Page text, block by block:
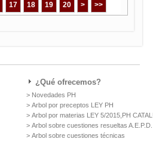
17 18 19 20 > >>
¿Qué ofrecemos?
> Novedades PH
> Arbol por preceptos LEY PH
> Arbol por materias LEY 5/2015,PH
> Arbol sobre cuestiones resueltas
> Arbol sobre cuestiones técnicas